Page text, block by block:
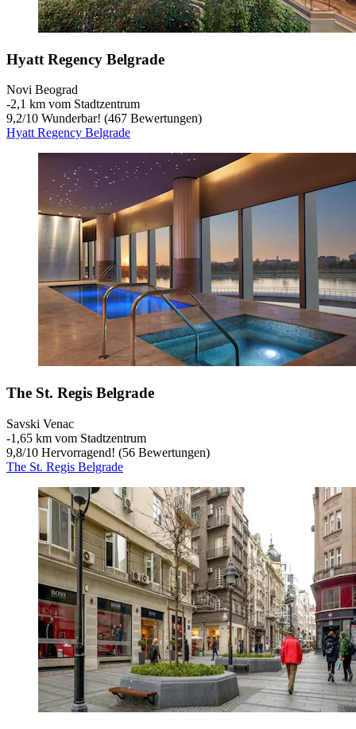
Hyatt Regency Belgrade
Novi Beograd
‐2,1 km vom Stadtzentrum
9,2/10 Wunderbar! (467 Bewertungen)
Hyatt Regency Belgrade
The St. Regis Belgrade
Savski Venac
‐1,65 km vom Stadtzentrum
9,8/10 Hervorragend! (56 Bewertungen)
The St. Regis Belgrade